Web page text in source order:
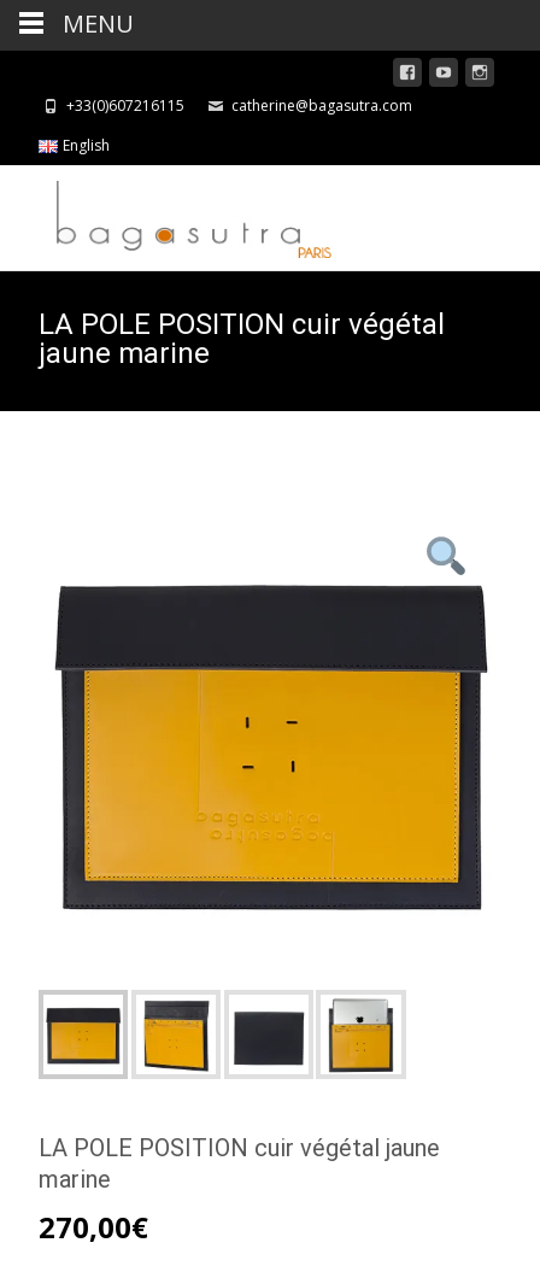
+33(0)607216115
catherine@bagasutra.com
English
LA POLE POSITION cuir végétal
jaune marine
LA POLE POSITION cuir végétal jaune
marine
270,00€
MENU